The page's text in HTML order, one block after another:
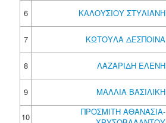
6
ΚΑΛΟΥΣΙΟΥ ΣΤΥΛΙΑΝΗ
7 ΚΩΤΟΥΛΑ ΔΕΣΠΟΙΝΑ
8 ΛΑΖΑΡΙΔΗ ΕΛΕΝΗ
9
ΜΑΛΛΙΑ ΒΑΣΙΛΙΚΗ
10
ΠΡΟΣΜΙΤΗ ΑΘΑΝΑΣΙΑ-